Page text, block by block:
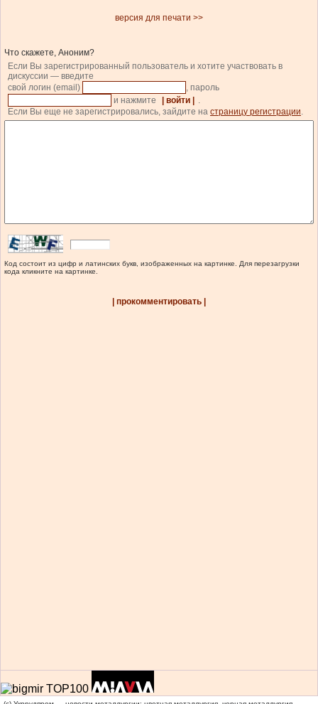
версия для печати >>
Что скажете, Аноним?
Если Вы зарегистрированный пользователь и хотите участвовать в
дискуссии — введите
свой логин (email)
, пароль
и нажмите
| войти |
.
Если Вы еще не зарегистрировались, зайдите на страницу регистрации.
Код состоит из цифр и латинских букв, изображенных на картинке. Для перезагрузки
кода кликните на картинке.
| прокомментировать |